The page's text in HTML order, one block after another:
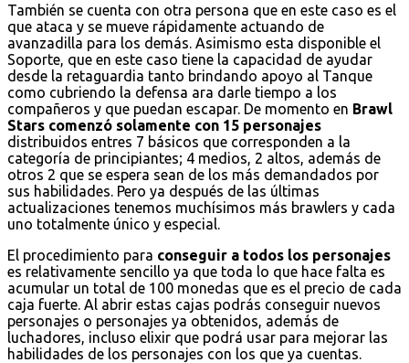
También se cuenta con otra persona que en este caso es el
que ataca y se mueve rápidamente actuando de
avanzadilla para los demás. Asimismo esta disponible el
Soporte, que en este caso tiene la capacidad de ayudar
desde la retaguardia tanto brindando apoyo al Tanque
como cubriendo la defensa ara darle tiempo a los
compañeros y que puedan escapar. De momento en Brawl
Stars comenzó solamente con 15 personajes
distribuidos entres 7 básicos que corresponden a la
categoría de principiantes; 4 medios, 2 altos, además de
otros 2 que se espera sean de los más demandados por
sus habilidades. Pero ya después de las últimas
actualizaciones tenemos muchísimos más brawlers y cada
uno totalmente único y especial.
El procedimiento para conseguir a todos los personajes
es relativamente sencillo ya que toda lo que hace falta es
acumular un total de 100 monedas que es el precio de cada
caja fuerte. Al abrir estas cajas podrás conseguir nuevos
personajes o personajes ya obtenidos, además de
luchadores, incluso elixir que podrá usar para mejorar las
habilidades de los personajes con los que ya cuentas.